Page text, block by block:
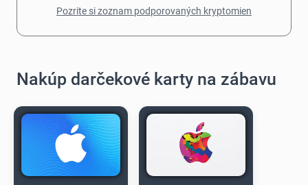
Pozrite si zoznam podporovaných kryptomien
Nakúp darčekové karty na zábavu